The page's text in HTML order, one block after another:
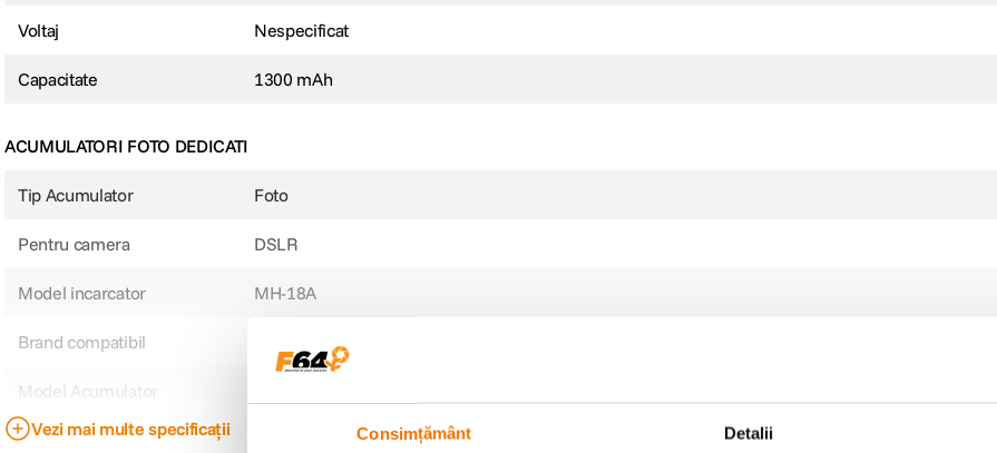
Consimțământ Detalii
Voltaj Nespecificat
Capacitate 1300 mAh
ACUMULATORI FOTO DEDICATI
Tip Acumulator Foto
Pentru camera DSLR
Model incarcator MH-18A
Brand compatibil
Model Acumulator
Model Compatibil Nikon D100 D200 D300 D50 D70 D700 D80 D90
Vezi mai multe specificații